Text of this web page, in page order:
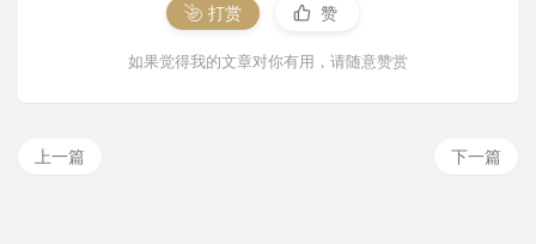
打赏 赞
如果觉得我的文章对你有用，请随意赞赏
下一篇
上一篇